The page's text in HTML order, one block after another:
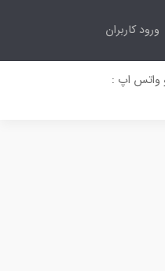
ورود کاربران
و واتس اپ :